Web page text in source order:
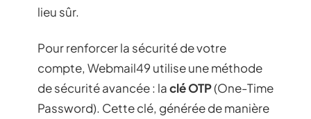
lieu sûr.
Pour renforcer la sécurité de votre
compte, Webmail49 utilise une méthode
de sécurité avancée : laclé OTP(One-Time
Password). Cette clé, générée de manière